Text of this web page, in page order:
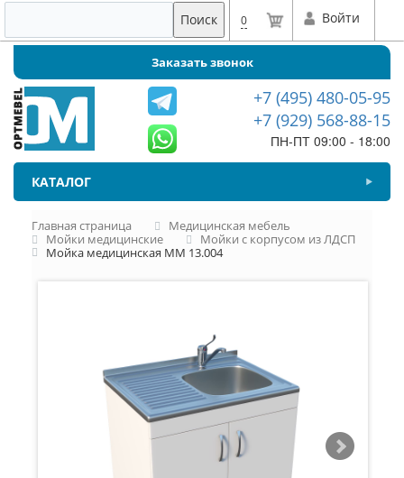
Поиск 0 Войти
Заказать звонок
+7 (495) 480-05-95
+7 (929) 568-88-15
ПН-ПТ 09:00 - 18:00
КАТАЛОГ
Главная страница
Медицинская мебель
Мойки медицинские
Мойки с корпусом из ЛДСП
Мойка медицинская ММ 13.004